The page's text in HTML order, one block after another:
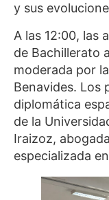
y sus
A las 12:00, las
de Bachillerato
moderada por
Benavides. Los
diplomática
de la
Iraizoz,
especializada